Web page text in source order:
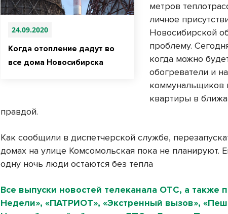
24.09.2020
Когда отопление дадут во
все дома Новосибирска
метров
личное
Новосибирской
проблему.
когда можно
обогреватели и
коммунальщиков
квартиры в
правдой.
Как сообщили в диспетчерской службе,
домах на улице Комсомольская пока не планируют.
одну ночь люди остаются без тепла
Все выпуски новостей телеканала ОТС, а также
Недели», «ПАТРИОТ», «Экстренный вызов»,